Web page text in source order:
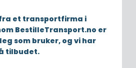
et transportfirma i
BestilleTransport.no er
som bruker, og vi har
tilbudet.